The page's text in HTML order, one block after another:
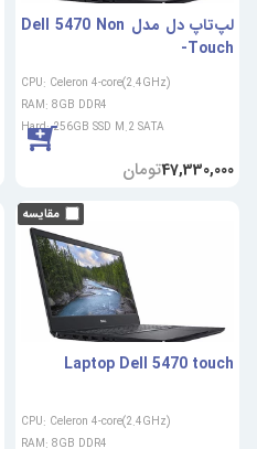
لپ‌تاپ دل مدل Dell 5470 Non
-Touch
CPU: Celeron 4-core(2.4GHz)
RAM: 8GB DDR4
Hard: 256GB SSD M.2 SATA
47,330,000تومان
Laptop Dell 5470 touch
CPU: Celeron 4-core(2.4GHz)
RAM: 8GB DDR4